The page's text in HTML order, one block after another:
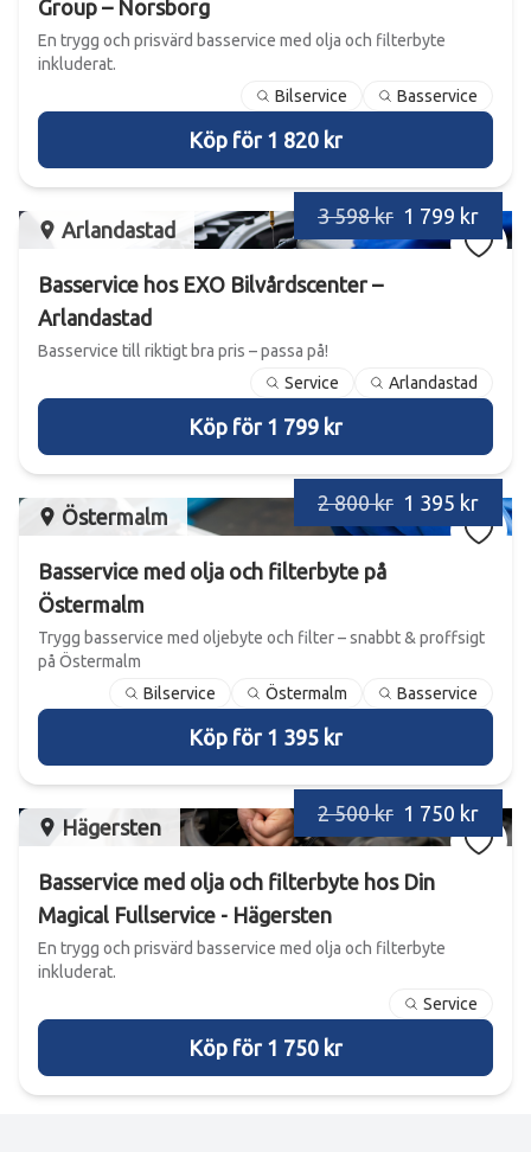
Group – Norsborg
En trygg och prisvärd basservice med olja och filterbyte
inkluderat.
Bilservice
Basservice
Köp för 1 820 kr
Arlandastad
3 598 kr 1 799 kr
Basservice hos EXO Bilvårdscenter –
Arlandastad
Basservice till riktigt bra pris – passa på!
Service
Arlandastad
Köp för 1 799 kr
Östermalm
2 800 kr 1 395 kr
Basservice med olja och filterbyte på
Östermalm
Trygg basservice med oljebyte och filter – snabbt & proffsigt
på Östermalm
Bilservice
Östermalm Basservice
Köp för 1 395 kr
Hägersten
2 500 kr 1 750 kr
Basservice med olja och filterbyte hos Din
Magical Fullservice - Hägersten
En trygg och prisvärd basservice med olja och filterbyte
inkluderat.
Service
Köp för 1 750 kr